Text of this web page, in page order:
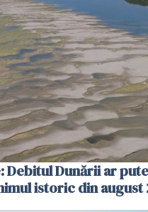
Debitul Dunării ar
istoric din august